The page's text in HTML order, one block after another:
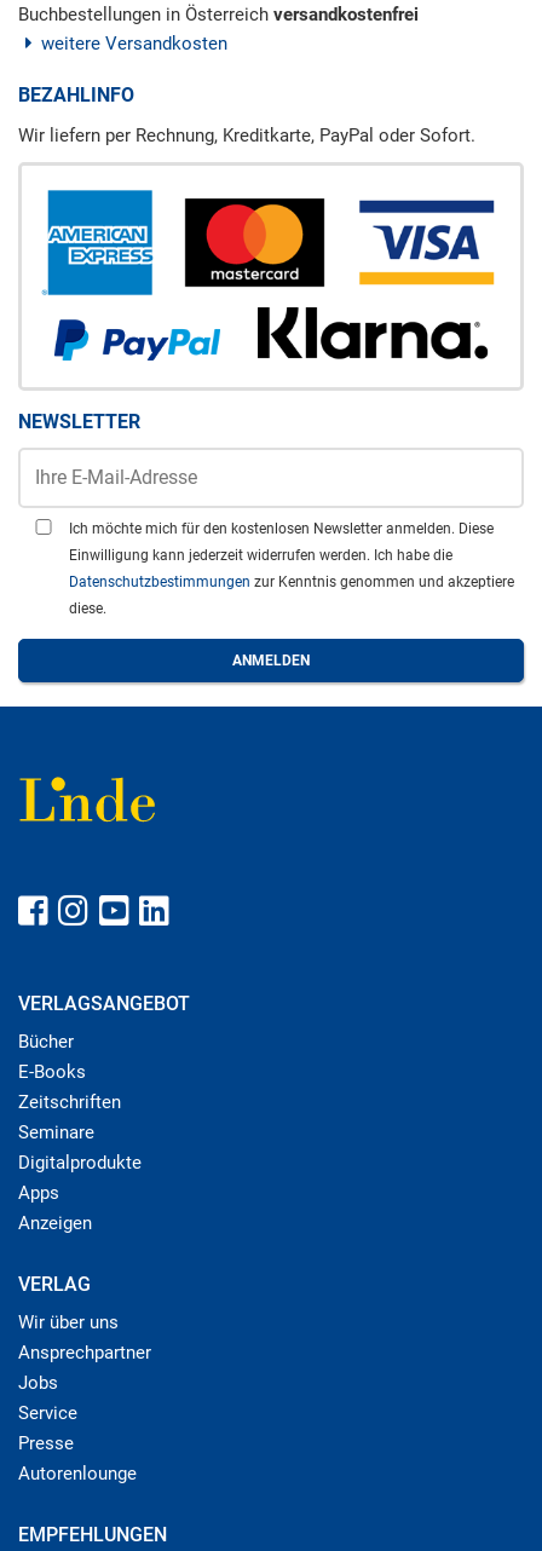
Buchbestellungen in Österreich versandkostenfrei
weitere Versandkosten
BEZAHLINFO
Wir liefern per Rechnung, Kreditkarte, PayPal oder Sofort.
NEWSLETTER
Ich möchte mich für den kostenlosen Newsletter anmelden. Diese
Einwilligung kann jederzeit widerrufen werden. Ich habe die
Datenschutzbestimmungen zur Kenntnis genommen und akzeptiere
diese.
VERLAGSANGEBOT
Bücher
E-Books
Zeitschriften
Seminare
Digitalprodukte
Apps
Anzeigen
VERLAG
Wir über uns
Ansprechpartner
Jobs
Service
Presse
Autorenlounge
EMPFEHLUNGEN